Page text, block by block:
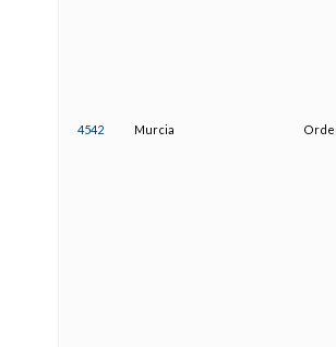
4542 Murcia